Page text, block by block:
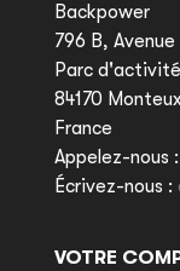
Backpower
796 B,
Parc
84170
France
Appelez-nous :
Écrivez-nous :
VOTRE